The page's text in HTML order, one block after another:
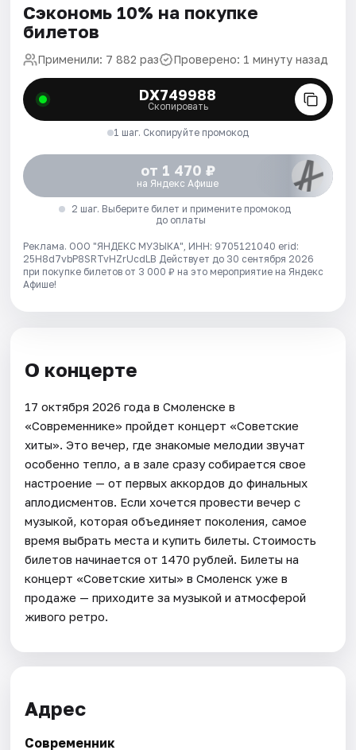
Сэкономь 10% на покупке
билетов
Применили: 7 882 раз Проверено: 1 минуту назад
DX749988
Скопировать
1 шаг. Скопируйте промокод
от 1 470 ₽
на Яндекс Афише
2 шаг. Выберите билет и примените промокод
до оплаты
Реклама. ООО "ЯНДЕКС МУЗЫКА", ИНН: 9705121040 erid:
25H8d7vbP8SRTvHZrUcdLB Действует до 30 сентября 2026
при покупке билетов от 3 000 ₽ на это мероприятие на Яндекс
Афише!
О концерте
17 октября 2026 года в Смоленске в
«Современнике» пройдет концерт «Советские
хиты». Это вечер, где знакомые мелодии звучат
особенно тепло, а в зале сразу собирается свое
настроение — от первых аккордов до финальных
аплодисментов. Если хочется провести вечер с
музыкой, которая объединяет поколения, самое
время выбрать места и купить билеты. Стоимость
билетов начинается от 1470 рублей. Билеты на
концерт «Советские хиты» в Смоленск уже в
продаже — приходите за музыкой и атмосферой
живого ретро.
Адрес
Современник